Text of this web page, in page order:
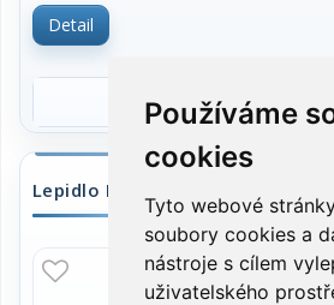
Používáme
cookies
Tyto webové
soubory cookies a
nástroje s cílem
uživatelského
kanceláří a škol i pro
modeláře. Obsah 5 kg. Cena za kus.
Detail
Lepidlo Herkules, 500 g